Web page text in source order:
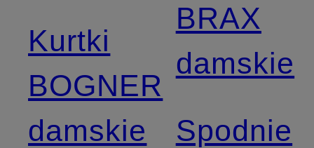
Kurtki
BOGNER
damskie
BRAX
damskie
Spodnie